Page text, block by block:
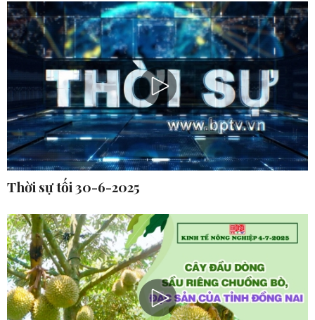
Thời sự tối 30-6-2025